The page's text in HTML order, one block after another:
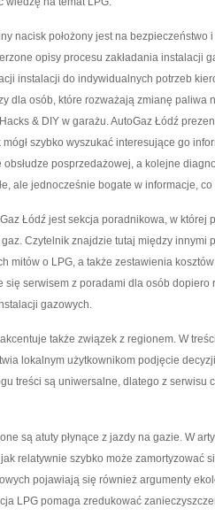
nacisk położony jest na
opisy procesu zakładania instalacji
instalacji do indywidualnych potrzeb
dla osób, które rozważają zmianę paliwa
& DIY w garażu. AutoGaz Łódź
szybko wyszukać interesujące go
posprzedażowej, a kolejne
ale jednocześnie bogate w informacje,
Łódź jest sekcja poradnikowa, w której
Czytelnik znajdzie tutaj między innymi
mitów o LPG, a także zestawienia
się serwisem z poradami dla osób
gazowych.
także związek z regionem. W
lokalnym użytkownikom podjęcie
treści są uniwersalne, dlatego z serwisu
są atuty płynące z jazdy na gazie. W
relatywnie szybko może zamortyzować
pojawiają się również argumenty
LPG pomaga zredukować